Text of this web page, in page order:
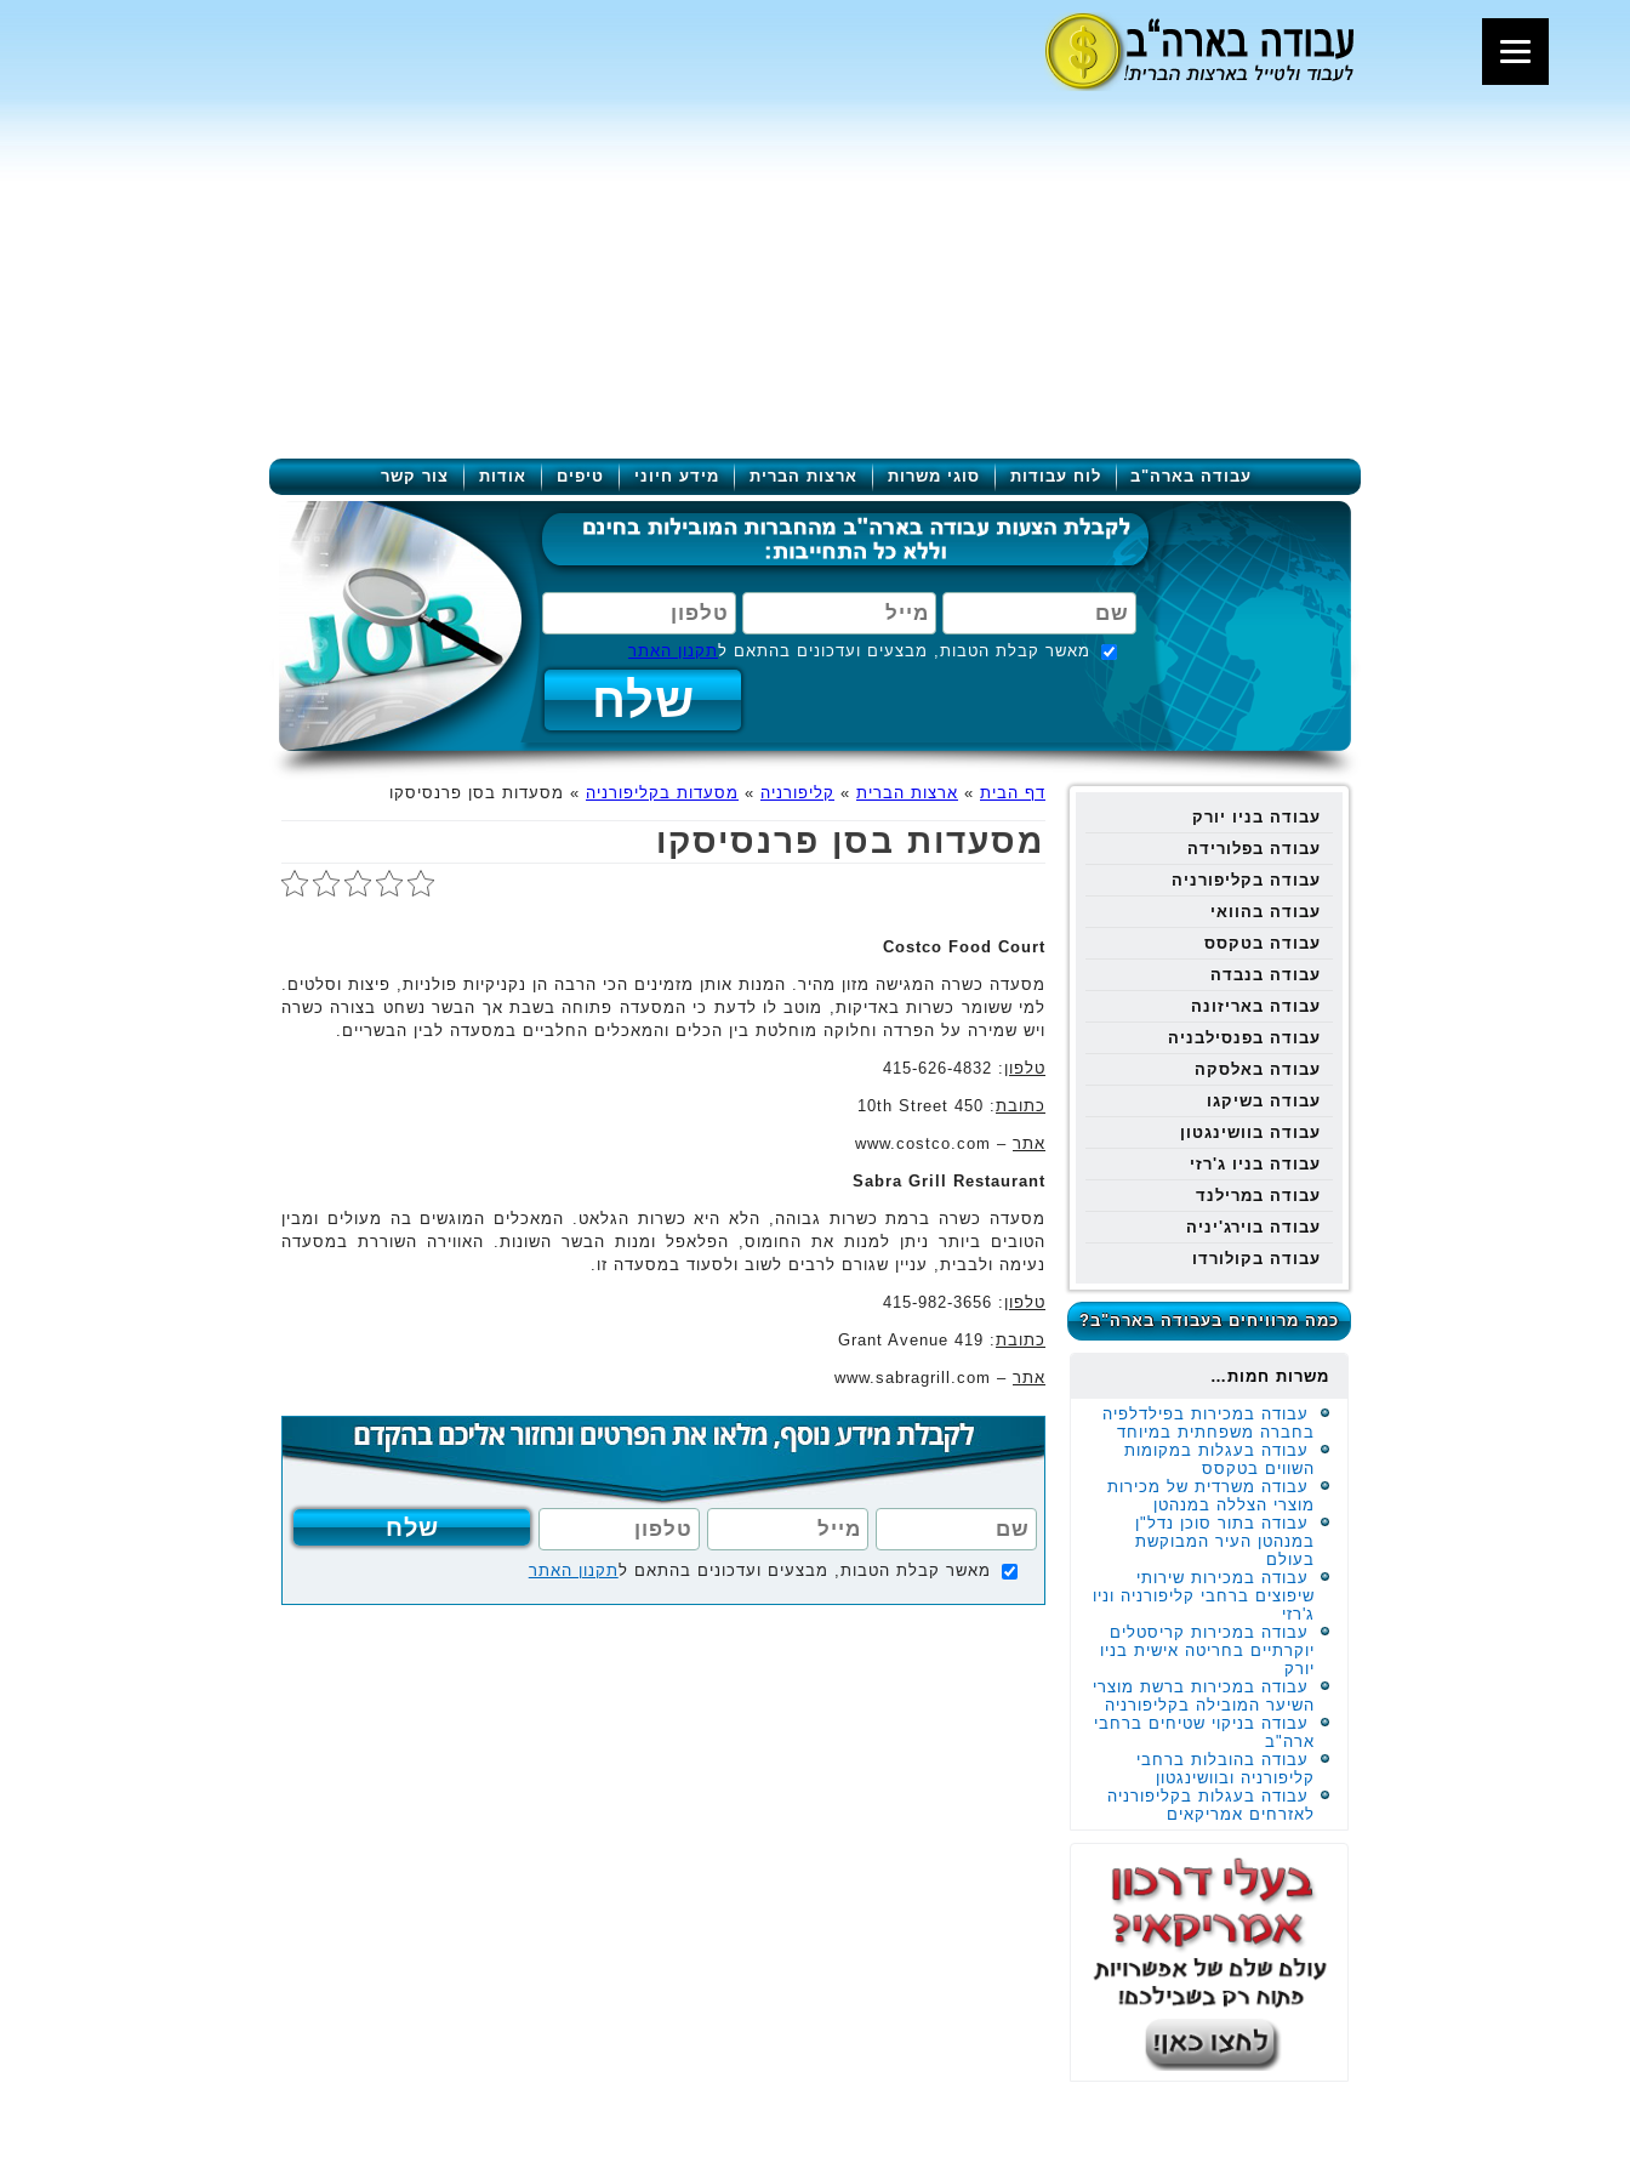
עבודה בארה"ב לוח עבודות סוגי משרות ארצות הברית מידע חיוני טיפים אודות צור קשר
מאשר קבלת הטבות, מבצעים ועדכונים בהתאם לתקנון האתר
עבודה בניו יורק
עבודה בפלורידה
עבודה בקליפורניה
עבודה בהוואי
עבודה בטקסס
עבודה בנבדה
עבודה באריזונה
עבודה בפנסילבניה
עבודה באלסקה
עבודה בשיקגו
עבודה בוושינגטון
עבודה בניו ג'רזי
עבודה במרילנד
עבודה בוירג'יניה
עבודה בקולורדו
כמה מרוויחים בעבודה בארה"ב?
משרות חמות…
עבודה במכירות בפילדלפיה
בחברה משפחתית במיוחד
עבודה בעגלות במקומות
השווים בטקסס
עבודה משרדית של מכירות
מוצרי הצללה במנהטן
עבודה בתור סוכן נדל"ן
במנהטן העיר המבוקשת
בעולם
עבודה במכירות שירותי
שיפוצים ברחבי קליפורניה וניו
ג'רזי
עבודה במכירות קריסטלים
יוקרתיים בחריטה אישית בניו
יורק
עבודה במכירות ברשת מוצרי
השיער המובילה בקליפורניה
עבודה בניקוי שטיחים ברחבי
ארה"ב
עבודה בהובלות ברחבי
קליפורניה ובוושינגטון
עבודה בעגלות בקליפורניה
לאזרחים אמריקאים
דף הבית » ארצות הברית » קליפורניה » מסעדות בקליפורניה » מסעדות בסן פרנסיסקו
מסעדות בסן פרנסיסקו
Costco Food Court
מסעדה כשרה המגישה מזון מהיר. המנות אותן מזמינים הכי הרבה הן נקניקיות פולניות, פיצות וסלטים.
למי ששומר כשרות באדיקות, מוטב לו לדעת כי המסעדה פתוחה בשבת אך הבשר נשחט בצורה כשרה
ויש שמירה על הפרדה וחלוקה מוחלטת בין הכלים והמאכלים החלביים במסעדה לבין הבשריים.
טלפון : 415-626-4832
כתובת: 450 10th Street
אתר – www.costco.com
Sabra Grill Restaurant
מסעדה כשרה ברמת כשרות גבוהה, הלא היא כשרות הגלאט. המאכלים המוגשים בה מעולים ומבין
הטובים ביותר ניתן למנות את החומוס, הפלאפל ומנות הבשר השונות. האווירה השוררת במסעדה
נעימה ולבבית, עניין שגורם לרבים לשוב ולסעוד במסעדה זו.
טלפון : 415-982-3656
כתובת: 419 Grant Avenue
אתר – www.sabragrill.com
מאשר קבלת הטבות, מבצעים ועדכונים בהתאם לתקנון האתר